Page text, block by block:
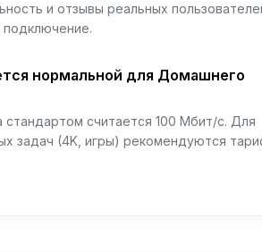
и отзывы реальных
нормальной для Домашнего
считается 100 Мбит/с. Для
задач (4K, игры) рекомендуются